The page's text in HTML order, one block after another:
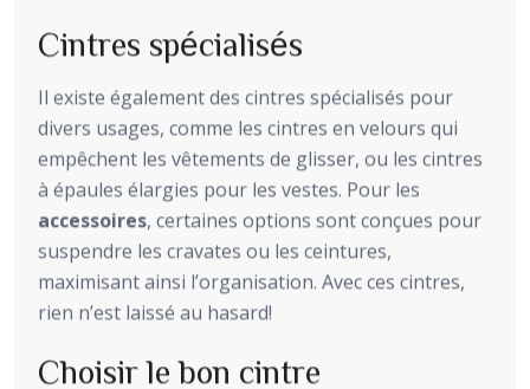
Cintres spécialisés
Il existe également des cintres spécialisés pour
divers usages, comme les cintres en velours qui
empêchent les vêtements de glisser, ou les cintres
à épaules élargies pour les vestes. Pour les
accessoires, certaines options sont conçues pour
suspendre les cravates ou les ceintures,
maximisant ainsi l’organisation. Avec ces cintres,
rien n’est laissé au hasard!
Choisir le bon cintre